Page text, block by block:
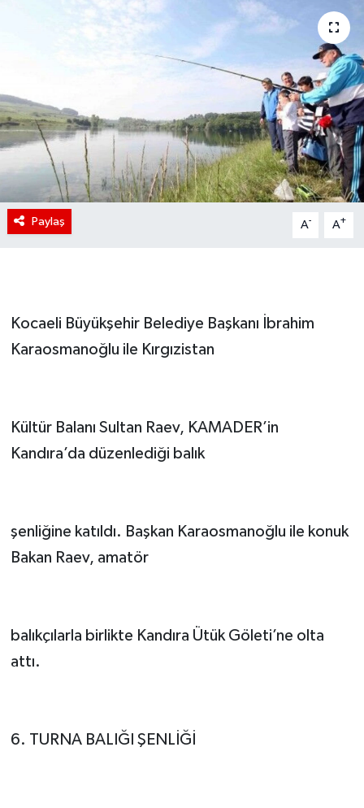
Paylaş A- A+
Kocaeli Büyükşehir Belediye Başkanı İbrahim
Karaosmanoğlu ile Kırgızistan
Kültür Balanı Sultan Raev, KAMADER’in
Kandıra’da düzenlediği balık
şenliğine katıldı. Başkan Karaosmanoğlu ile konuk
Bakan Raev, amatör
balıkçılarla birlikte Kandıra Ütük Göleti’ne olta
attı.
6. TURNA BALIĞI ŞENLİĞİ